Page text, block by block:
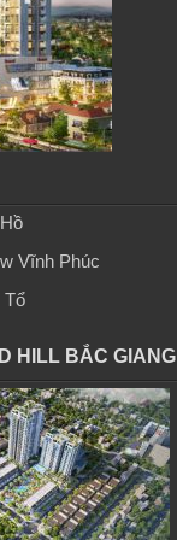
Vĩnh Phúc
Tổ
HILL BẮC GIANG